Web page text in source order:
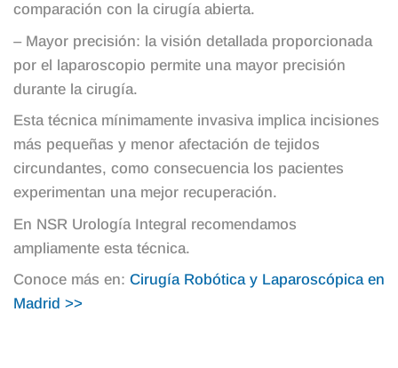
comparación con la cirugía abierta.
– Mayor precisión: la visión detallada proporcionada
por el laparoscopio permite una mayor precisión
durante la cirugía.
Esta técnica mínimamente invasiva implica incisiones
más pequeñas y menor afectación de tejidos
circundantes, como consecuencia los pacientes
experimentan una mejor recuperación.
En NSR Urología Integral recomendamos
ampliamente esta técnica.
Conoce más en: Cirugía Robótica y Laparoscópica en
Madrid >>